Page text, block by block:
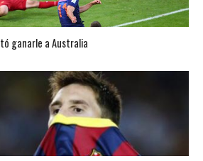
ganarle a Australia